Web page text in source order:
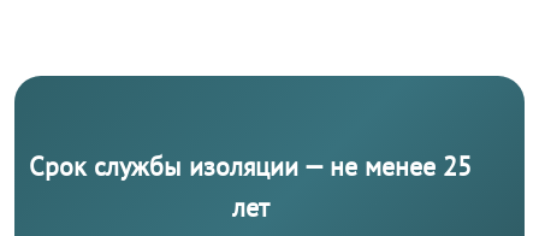
Срок службы изоляции — не менее 25
лет